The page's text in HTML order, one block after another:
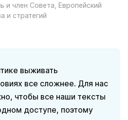
и член Совета, Европейский
и стратегий
выживать
все сложнее. Для нас
чтобы все наши тексты
доступе, поэтому